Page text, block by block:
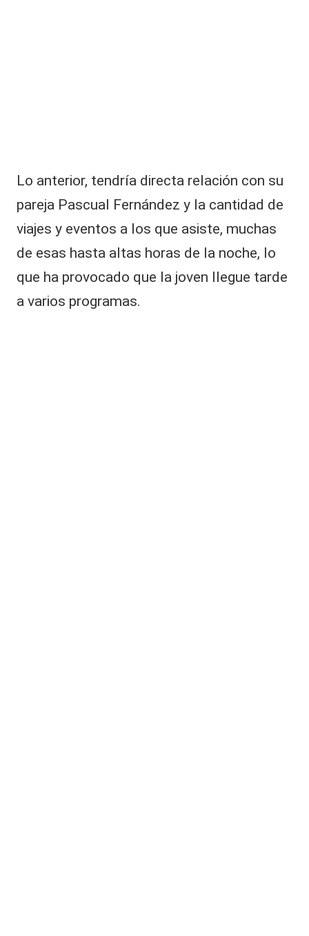
Lo anterior, tendría directa relación con su
pareja Pascual Fernández y la cantidad de
viajes y eventos a los que asiste, muchas
de esas hasta altas horas de la noche, lo
que ha provocado que la joven llegue tarde
a varios programas.